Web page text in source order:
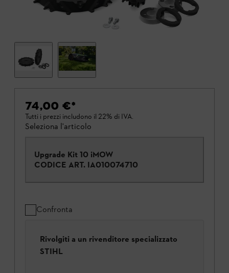
74,00 €*
Tutti i prezzi includono il 22% di IVA.
Seleziona l'articolo
Upgrade Kit 10 iMOW
CODICE ART. IA010074710
Confronta
Rivolgiti a un rivenditore specializzato
STIHL